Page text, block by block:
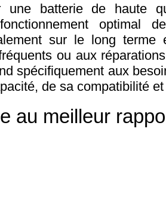
une batterie de haute
optimal
sur le long
ou aux
spécifiquement aux
de sa compatibilité
au meilleur